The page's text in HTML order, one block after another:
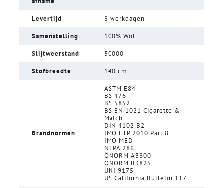
Levertijd 8 werkdagen
Samenstelling 100% Wol
Slijtweerstand 50000
Stofbreedte 140 cm
Brandnormen
ASTM E84
BS 476
BS 5852
BS EN 1021 Cigarette &
Match
DIN 4102 B2
IMO FTP 2010 Part 8
IMO MED
NFPA 286
ÖNORM A3800
ÖNORM B3825
UNI 9175
US California Bulletin 117